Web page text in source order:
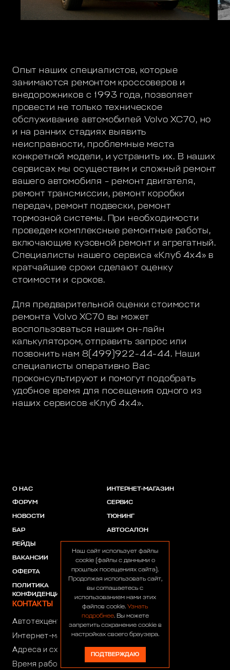
Опыт наших специалистов, которые
занимаются ремонтом кроссоверов и
внедорожников с 1993 года, позволяет
провести не только техническое
обслуживание автомобилей Volvo XC70, но
и на ранних стадиях выявить
неисправности, проблемные места
конкретной модели, и устранить их. В наших
сервисах мы осуществим и сложный ремонт
вашего автомобиля – ремонт двигателя,
ремонт трансмиссии, ремонт коробки
передач, ремонт подвески, ремонт
тормозной системы. При необходимости
проведем комплексные ремонтные работы,
включающие кузовной ремонт и агрегатный.
Специалисты нашего сервиса «Клуб 4х4» в
кратчайшие сроки сделают оценку
стоимости и сроков.
Для предварительной оценки стоимости
ремонта Volvo XC70 вы может
воспользоваться нашим он-лайн
калькулятором, отправить запрос или
позвонить нам 8(499)922-44-44. Наши
специалисты оперативно Вас
проконсультируют и помогут подобрать
удобное время для посещения одного из
наших сервисов «Клуб 4х4».
О НАС
ФОРУМ
НОВОСТИ
БАР
РЕЙДЫ
ВАКАНСИИ
ОФЕРТА
ПОЛИТИКА
КОНФИДЕНЦИАЛЬНОСТИ
ИНТЕРНЕТ-МАГАЗИН
СЕРВИС
ТЮНИНГ
АВТОСАЛОН
ПАРТНЕРЫ
КОНТАКТЫ
Автотехцентр:
Интернет-магазин:+7 (916) 922-44-44
Адреса и схемы проезда
Время работы автотехцентра:
Наш сайт использует файлы
cookie (файлы с данными о
прошлых посещениях сайта).
Продолжая использовать сайт,
вы соглашаетесь с
использованием нами этих
файлов cookie. Узнать
подробнее. Вы можете
запретить сохранение cookie в
настройках своего браузера.
ПОДТВЕРЖДАЮ